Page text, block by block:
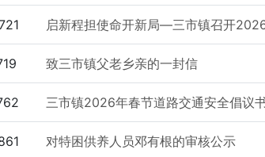
启新程担使命开新局—三市镇召开
致三市镇父老乡亲的一封信
三市镇2026年春节道路交通安全倡议
对特困供养人员邓有根的审核公示